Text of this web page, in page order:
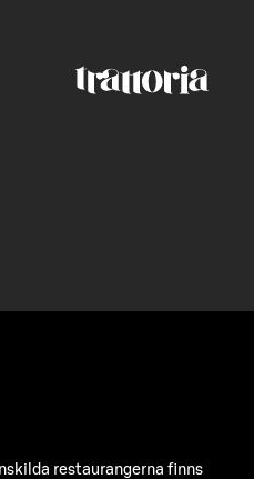
restaurangerna finns